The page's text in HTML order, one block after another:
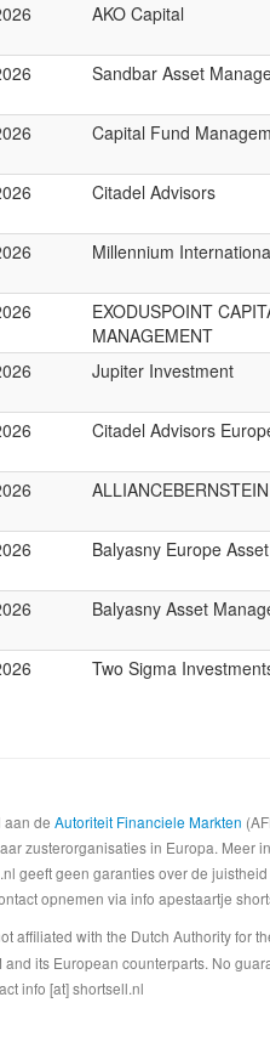
AKO Capital
Sandbar Asset
Capital Fund
Citadel Advisors
Millennium
EXODUSPOINT
MANAGEMENT
Jupiter Investment
Citadel Advisors
ALLIANCEBERNSTEIN
Balyasny Europe
Balyasny Asset
Two Sigma
aan de Autoriteit Financiele Markten
zusterorganisaties in Europa.
geeft geen garanties over de
opnemen via info apestaartje
affiliated with the Dutch Authority for
its European counterparts. No
info [at] shortsell.nl